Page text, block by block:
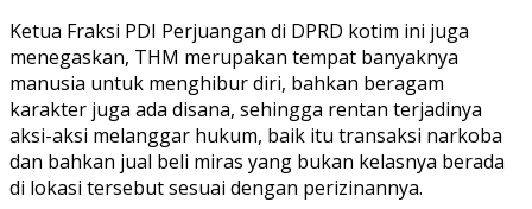
Ketua Fraksi PDI Perjuangan di DPRD kotim ini juga
menegaskan, THM merupakan tempat banyaknya
manusia untuk menghibur diri, bahkan beragam
karakter juga ada disana, sehingga rentan terjadinya
aksi-aksi melanggar hukum, baik itu transaksi narkoba
dan bahkan jual beli miras yang bukan kelasnya berada
di lokasi tersebut sesuai dengan perizinannya.